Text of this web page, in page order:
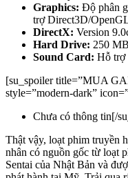
Graphics: Độ phân
trợ Direct3D/
DirectX: Version
Hard Drive: 250 MB
Sound Card: Hỗ trợ
[su_spoiler title=”MUA
style=”modern-dark”
Chưa có thông tin[/
Thật vậy, loạt phim truyền
nhân có nguồn gốc từ loạt
Sentai của Nhật Bản và